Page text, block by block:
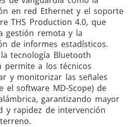
en red Ethernet y el soporte
THS Production 4.0, que
gestión remota y la
de informes estadísticos.
tecnología Bluetooth
permite a los técnicos
y monitorizar las señales
el software MD-Scope) de
garantizando mayor
y rapidez de intervención